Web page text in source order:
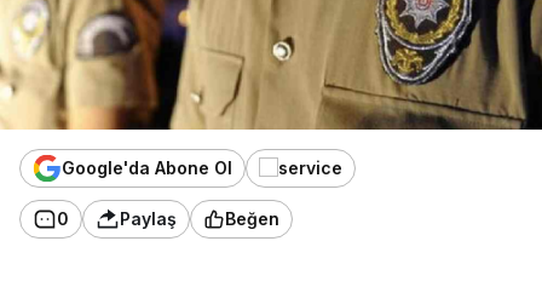
Google'da Abone Ol
0 Paylaş Beğen